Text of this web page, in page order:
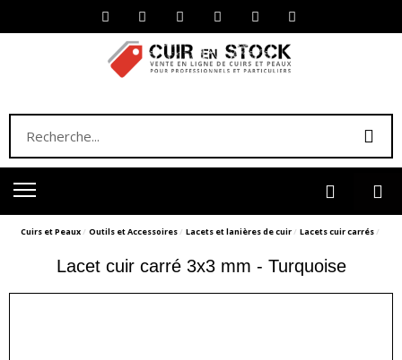
Cuirs et Peaux Outils et Accessoires Lacets et lanières de cuir Lacets cuir carrés
Lacet cuir carré 3x3 mm - Turquoise